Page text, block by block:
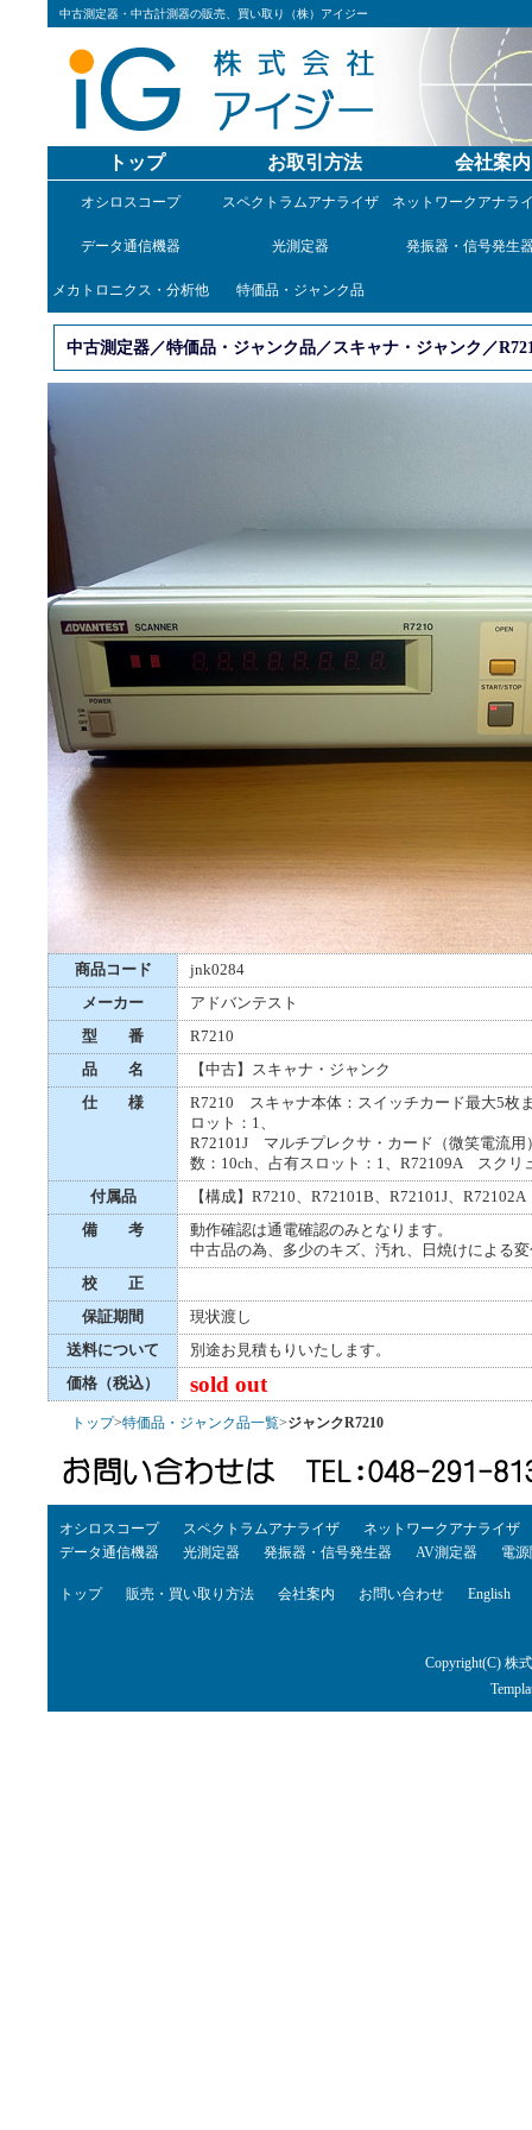
中古測定器・中古計測器の販売、買い取り（株）アイジー
トップ お取引方法 会社案内
オシロスコープ スペクトラムアナライザ ネットワークアナラ
データ通信機器 光測定器 発振器・信号発生
メカトロニクス・分析他 特価品・ジャンク品
中古測定器／特価品・ジャンク品／スキャナ・ジャンク／
商品コード
jnk0284
メーカー
アドバンテスト
型 番
R7210
品 名
【中古】スキャナ・ジャンク
仕 様
R7210 スキャナ本体：スイッチカード最大5枚
ロット：1、
R72101J マルチプレクサ・カード（微笑電流
数：10ch、占有スロット：1、R72109A スク
付属品
【構成】R7210、R72101B、R72101J、
備 考
動作確認は通電確認のみとなります。
中古品の為、多少のキズ、汚れ、日焼けによる
校 正
保証期間
現状渡し
送料について
別途お見積もりいたします。
価格（税込）
sold out
トップ>特価品・ジャンク品一覧>ジャンクR7210
オシロスコープ スペクトラムアナライザ
ネットワークアナライザ
データ通信機器
光測定器 発振器・信号発生器 AV測定器 電
トップ 販売・買い取り方法 会社案内 お問い合わせ English
Copyright(C) 株